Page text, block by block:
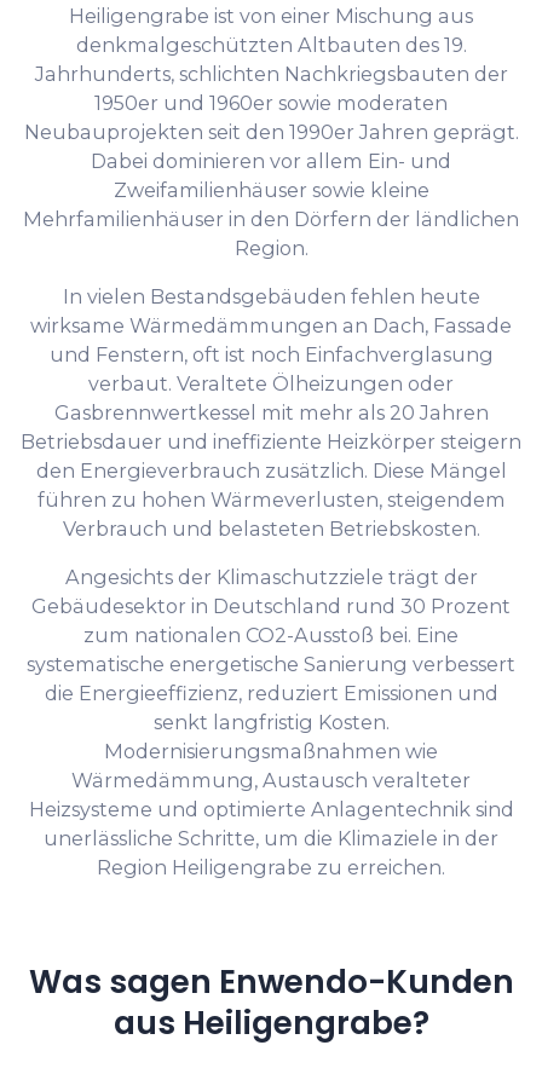
Heiligengrabe ist von einer Mischung aus
denkmalgeschützten Altbauten des 19.
Jahrhunderts, schlichten Nachkriegsbauten der
1950er und 1960er sowie moderaten
Neubauprojekten seit den 1990er Jahren geprägt.
Dabei dominieren vor allem Ein- und
Zweifamilienhäuser sowie kleine
Mehrfamilienhäuser in den Dörfern der ländlichen
Region.
In vielen Bestandsgebäuden fehlen heute
wirksame Wärmedämmungen an Dach, Fassade
und Fenstern, oft ist noch Einfachverglasung
verbaut. Veraltete Ölheizungen oder
Gasbrennwertkessel mit mehr als 20 Jahren
Betriebsdauer und ineffiziente Heizkörper steigern
den Energieverbrauch zusätzlich. Diese Mängel
führen zu hohen Wärmeverlusten, steigendem
Verbrauch und belasteten Betriebskosten.
Angesichts der Klimaschutzziele trägt der
Gebäudesektor in Deutschland rund 30 Prozent
zum nationalen CO2-Ausstoß bei. Eine
systematische energetische Sanierung verbessert
die Energieeffizienz, reduziert Emissionen und
senkt langfristig Kosten.
Modernisierungsmaßnahmen wie
Wärmedämmung, Austausch veralteter
Heizsysteme und optimierte Anlagentechnik sind
unerlässliche Schritte, um die Klimaziele in der
Region Heiligengrabe zu erreichen.
Was sagen Enwendo-Kunden
aus Heiligengrabe?